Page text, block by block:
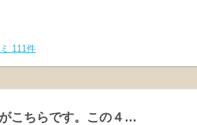
111件
こちらです。この４…